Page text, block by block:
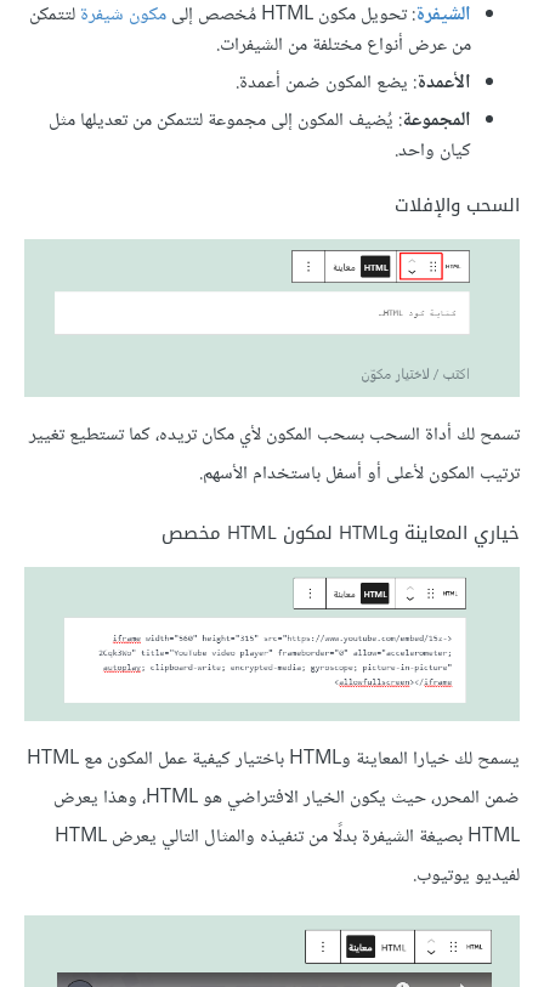
الشيفرة: تحويل مكون HTML مُخصص إلى مكون شيفرةلتتمكن
من عرض أنواع مختلفة من الشيفرات.
الأعمدة: يضع المكون ضمن أعمدة.
المجموعة: يُضيف المكون إلى مجموعة لتتمكن من تعديلها مثل
كيان واحد.
السحب والإفلات
تسمح لك أداة السحب بسحب المكون لأي مكان تريده، كما تستطيع تغيير
ترتيب المكون لأعلى أو أسفل باستخدام الأسهم.
خياري المعاينة وHTML لمكون HTML مخصص
يسمح لك خيارا المعاينة وHTML باختيار كيفية عمل المكون مع HTML
ضمن المحرر، حيث يكون الخيار الافتراضي هو HTML، وهذا يعرض
HTML بصيغة الشيفرة بدلًا من تنفيذه والمثال التالي يعرض HTML
لفيديو يوتيوب.